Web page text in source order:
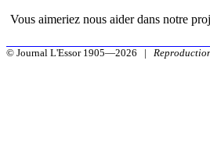
Vous aimeriez nous aider dans notre
© Journal L'Essor 1905—2026 |